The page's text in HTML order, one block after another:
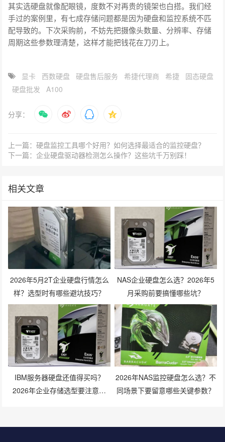
其实选硬盘就像配眼镜，度数不对再贵的镜架也白搭。我们经
手过的案例里，有七成存储问题都是因为硬盘和监控系统不匹
配导致的。下次采购前，不妨先把摄像头数量、分辨率、存储
周期这些参数理清楚，这样才能把钱花在刀刃上。
显卡 西数硬盘 硬盘售后服务 希捷代理商 希捷
固态硬盘
硬盘批发
A100
分享：
上一篇：硬盘监控工具哪个好用？如何选择最适合的监控硬盘？
下一篇：企业硬盘驱动器检测怎么操作？这些坑千万别踩！
相关文章
2026年5月2T企业硬盘行情怎么
样？选型时有哪些避坑技巧？
NAS企业硬盘怎么选？2026年5
月采购前要搞懂哪些坑？
IBM服务器硬盘还值得买吗？
2026年企业存储选型要注意什
2026年NAS监控硬盘怎么选？不
同场景下要留意哪些关键参数？